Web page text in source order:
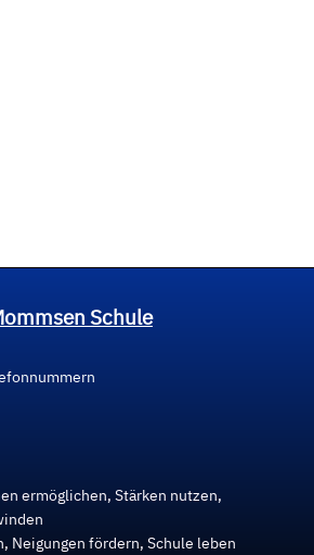
Schule
ermöglichen, Stärken nutzen,
Neigungen fördern, Schule leben